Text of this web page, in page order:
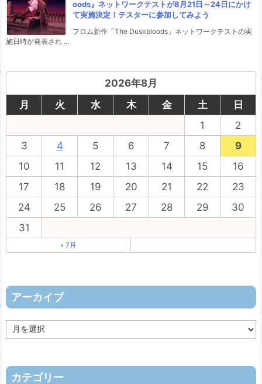
oods』ネットワークテストが8月21日～24日にかけ
て実施決定！テスターに参加してみよう
フロム新作「The Duskbloods」ネットワークテストの実
施日時が発表され ...
2026年8月
月
火 水 木 金 土
日
1
2
3
4 5 6 7 8
9
10
11 12 13 14 15
16
17
18 19 20 21 22
23
24
25 26 27 28 29
30
31
« 7月
アーカイブ
ー
ブ
カテゴリー